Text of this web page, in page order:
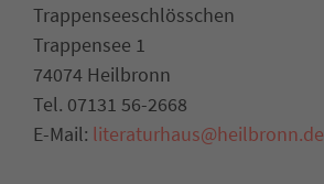
Trappenseeschlösschen
Trappensee 1
74074 Heilbronn
Tel. 07131 56-2668
E-Mail: literaturhaus@heilbronn.de